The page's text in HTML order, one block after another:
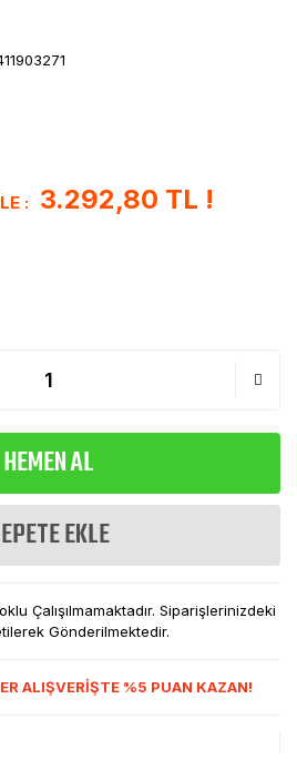
: 3.292,80 TL !
HEMEN AL
EKLE
Çalışılmamaktadır. Siparişlerinizdeki
Gönderilmektedir.
ALIŞVERİŞTE %5 PUAN KAZAN!